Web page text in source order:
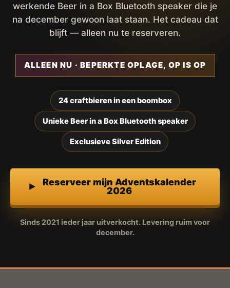
werkende Beer in a Box Bluetooth speaker die je
na december gewoon laat staan. Het cadeau dat
blijft — alleen nu te reserveren.
ALLEEN NU · BEPERKTE OPLAGE, OP IS OP
24 craftbieren in een boombox
Unieke Beer in a Box Bluetooth speaker
Exclusieve Silver Edition
Reserveer mijn Adventskalender
2026
Sinds 2021 ieder jaar uitverkocht. Levering ruim voor
december.